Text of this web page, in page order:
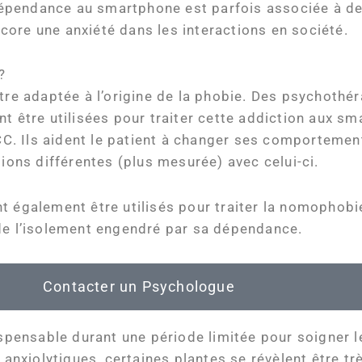
au smartphone est parfois associée à
une anxiété dans les interactions en société.
adaptée à l’origine de la phobie. Des
être utilisées pour traiter cette addiction aux
Ils aident le patient à changer ses
différentes (plus mesurée) avec celui-ci.
également être utilisés pour traiter la
l’isolement engendré par sa dépendance.
Contacter un Psychologue
durant une période limitée pour soigner